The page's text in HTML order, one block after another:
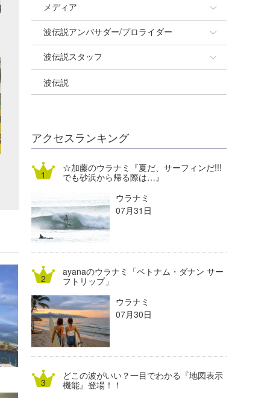
Naoya Kimoto
mitsuteru Kamio
Yasunari Inoue
Yoshiyuki Obata
DELTA FORCE SURF
熊谷素子
メディア
SURFMEDIA
Colors MAGAZINE
WAVAL
波伝説アンバサダー/プロライダー
福島寿実子
中浦“JET”章
進士剛光
植村未来
NOBUFUKU
大野”MAR”修聖
喜納海人
波伝説スタッフ
☆加藤
Aichan
ECE
G◎Da
H
KID
KOBU
KY
MIN
mitz
OYZ
波伝説
アクセスランキング
☆加藤のウラナミ『夏だ、サーフィンだ!!!
でも砂浜から帰る際は…』
ウラナミ
07月31日
ayanaのウラナミ「ベトナム・ダナン サー
フトリップ」
ウラナミ
07月30日
どこの波がいい？一目でわかる『地図表示
機能』登場！！